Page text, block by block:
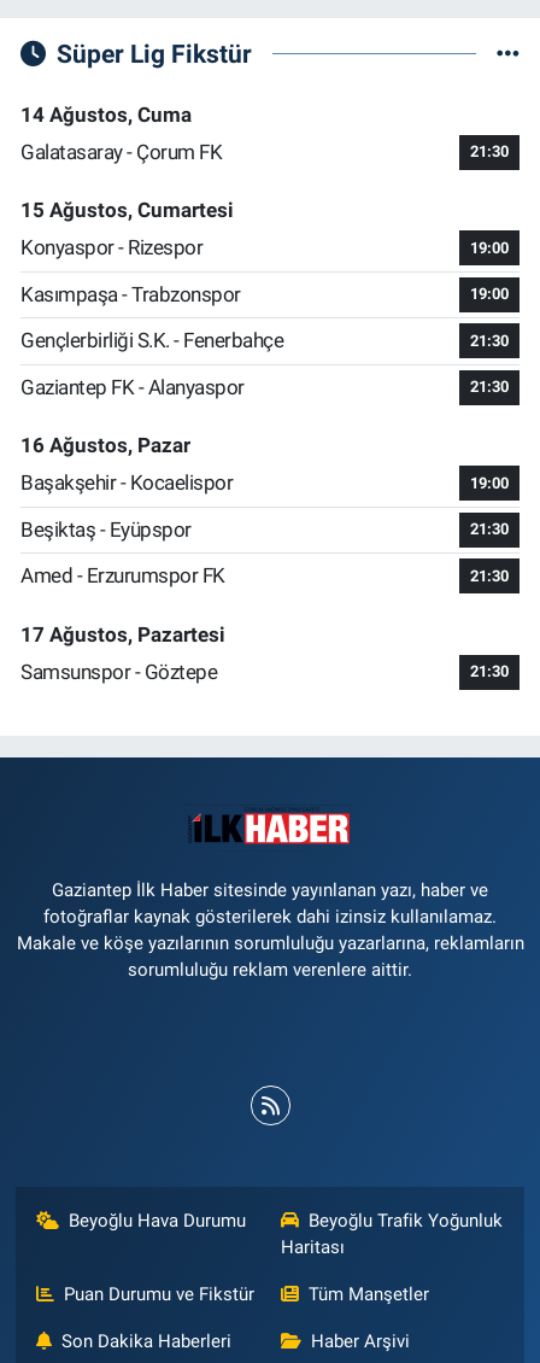
Süper Lig Fikstür
14 Ağustos, Cuma
Galatasaray - Çorum FK
21:30
15 Ağustos, Cumartesi
Konyaspor - Rizespor
19:00
Kasımpaşa - Trabzonspor 19:00
Gençlerbirliği S.K. - Fenerbahçe 21:30
Gaziantep FK - Alanyaspor 21:30
16 Ağustos, Pazar
Başakşehir - Kocaelispor
19:00
Beşiktaş - Eyüpspor 21:30
Amed - Erzurumspor FK 21:30
17 Ağustos, Pazartesi
Samsunspor - Göztepe
21:30
Gaziantep İlk Haber sitesinde yayınlanan yazı, haber ve
fotoğraflar kaynak gösterilerek dahi izinsiz kullanılamaz.
Makale ve köşe yazılarının sorumluluğu yazarlarına, reklamların
sorumluluğu reklam verenlere aittir.
Beyoğlu Hava Durumu
Beyoğlu Trafik Yoğunluk
Haritası
Puan Durumu ve Fikstür Tüm Manşetler
Son Dakika Haberleri Haber Arşivi